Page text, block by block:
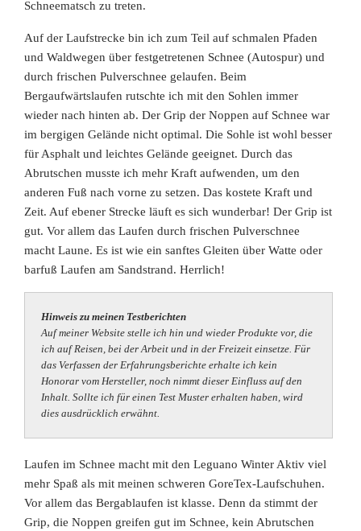
Schneematsch zu treten.
Auf der Laufstrecke bin ich zum Teil auf schmalen Pfaden
und Waldwegen über festgetretenen Schnee (Autospur) und
durch frischen Pulverschnee gelaufen. Beim
Bergaufwärtslaufen rutschte ich mit den Sohlen immer
wieder nach hinten ab. Der Grip der Noppen auf Schnee war
im bergigen Gelände nicht optimal. Die Sohle ist wohl besser
für Asphalt und leichtes Gelände geeignet. Durch das
Abrutschen musste ich mehr Kraft aufwenden, um den
anderen Fuß nach vorne zu setzen. Das kostete Kraft und
Zeit. Auf ebener Strecke läuft es sich wunderbar! Der Grip ist
gut. Vor allem das Laufen durch frischen Pulverschnee
macht Laune. Es ist wie ein sanftes Gleiten über Watte oder
barfuß Laufen am Sandstrand. Herrlich!
Hinweis zu meinen Testberichten
Auf meiner Website stelle ich hin und wieder Produkte vor, die
ich auf Reisen, bei der Arbeit und in der Freizeit einsetze. Für
das Verfassen der Erfahrungsberichte erhalte ich kein
Honorar vom Hersteller, noch nimmt dieser Einfluss auf den
Inhalt. Sollte ich für einen Test Muster erhalten haben, wird
dies ausdrücklich erwähnt.
Laufen im Schnee macht mit den Leguano Winter Aktiv viel
mehr Spaß als mit meinen schweren GoreTex-Laufschuhen.
Vor allem das Bergablaufen ist klasse. Denn da stimmt der
Grip, die Noppen greifen gut im Schnee, kein Abrutschen